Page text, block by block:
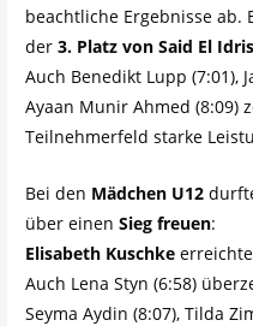
beachtliche Ergebnisse ab.
der 3. Platz von Said El
Auch Benedikt Lupp (7:01),
Ayaan Munir Ahmed (8:09)
Teilnehmerfeld starke
Bei den Mädchen U12
über einen Sieg freuen:
Elisabeth Kuschkeerreichte
Auch Lena Styn (6:58)
Seyma Aydin (8:07), Tilda